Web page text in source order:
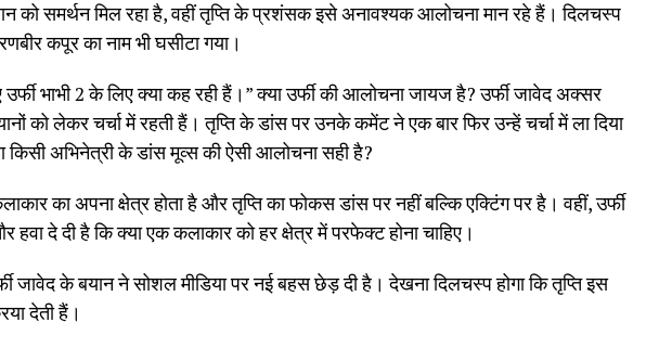
को समर्थन मिल रहा है, वहीं तृप्ति के प्रशंसक इसे अनावश्यक आलोचना मान रहे हैं। दिलचस्प
कपूर का नाम भी घसीटा गया।
भाभी 2 के लिए क्या कह रही हैं।” क्या उर्फी की आलोचना जायज है? उर्फी जावेद अक्सर
को लेकर चर्चा में रहती हैं। तृप्ति के डांस पर उनके कमेंट ने एक बार फिर उन्हें चर्चा में ला दिया
किसी अभिनेत्री के डांस मूव्स की ऐसी आलोचना सही है?
का अपना क्षेत्र होता है और तृप्ति का फोकस डांस पर नहीं बल्कि एक्टिंग पर है। वहीं, उर्फी
दे दी है कि क्या एक कलाकार को हर क्षेत्र में परफेक्ट होना चाहिए।
जावेद के बयान ने सोशल मीडिया पर नई बहस छेड़ दी है। देखना दिलचस्प होगा कि तृप्ति इस
देती हैं।